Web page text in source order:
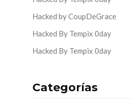
Hacked by CoupDeGrace
Hacked By Tempix 0day
Hacked By Tempix 0day
Categorías